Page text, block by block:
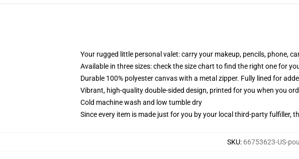
Your rugged little personal valet: carry your makeup, pencils, phone,
Available in three sizes: check the size chart to find the right one for
Durable 100% polyester canvas with a metal zipper. Fully lined for
Vibrant, high-quality double-sided design, printed for you when you
Cold machine wash and low tumble dry
Since every item is made just for you by your local third-party fulfiller,
SKU: 66753623-US-